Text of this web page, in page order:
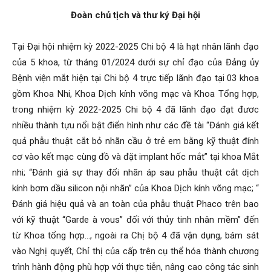
Đoàn chủ tịch và thư ký Đại hội
Tại Đại hội nhiệm kỳ 2022-2025 Chi bộ 4 là hạt nhân lãnh đạo
của 5 khoa, từ tháng 01/2024 dưới sự chỉ đạo của Đảng ủy
Bệnh viện mắt hiện tại Chi bộ 4 trực tiếp lãnh đạo tại 03 khoa
gồm Khoa Nhi, Khoa Dịch kính võng mạc và Khoa Tổng hợp,
trong nhiệm kỳ 2022-2025 Chi bộ 4 đã lãnh đạo đạt đươc
nhiều thành tựu nổi bật điển hình như các đề tài “Đánh giá kết
quả phẫu thuật cắt bỏ nhãn cầu ở trẻ em bằng kỹ thuật đính
cơ vào kết mạc cùng đồ và đặt implant hốc mắt” tại khoa Mắt
nhi; “Đánh giá sự thay đổi nhãn áp sau phẫu thuật cắt dịch
kính bơm dầu silicon nội nhãn” của Khoa Dịch kính võng mạc; “
Đánh giá hiệu quả và an toàn của phẫu thuật Phaco trên bao
với kỹ thuật “Garde à vous” đối với thủy tinh nhân mềm” đến
từ Khoa tổng hợp…, ngoài ra Chị bộ 4 đã vận dụng, bám sát
vào Nghị quyết, Chỉ thị của cấp trên cụ thể hóa thành chương
trình hành động phù hợp với thực tiễn, nâng cao công tác sinh